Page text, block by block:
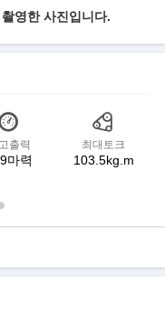
영한 사진입니다.
출력
마력
최대토크
103.5kg.m